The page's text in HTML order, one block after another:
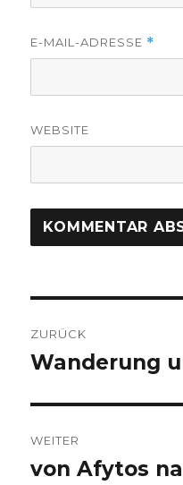
E-MAIL-ADRESSE *
WEBSITE
ZURÜCK
Vorheriger
Wanderung
WEITER
Nächster
von Afytos